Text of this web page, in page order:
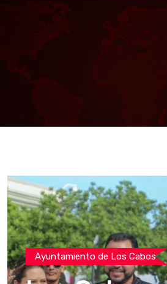
Ayuntamiento de Los Cabos